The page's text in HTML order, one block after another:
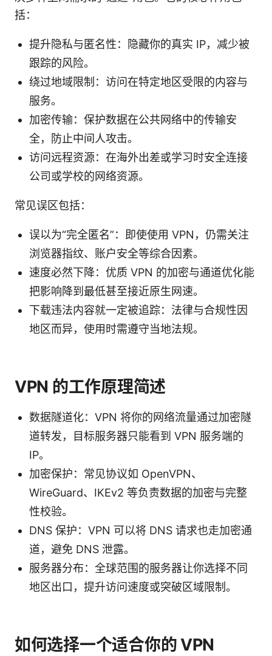
括：
提升隐私与匿名性：隐藏你的真实 IP，减少被
跟踪的风险。
绕过地域限制：访问在特定地区受限的内容与
服务。
加密传输：保护数据在公共网络中的传输安
全，防止中间人攻击。
访问远程资源：在海外出差或学习时安全连接
公司或学校的网络资源。
常见误区包括：
误以为“完全匿名”：即使使用 VPN，仍需关注
浏览器指纹、账户安全等综合因素。
速度必然下降：优质 VPN 的加密与通道优化能
把影响降到最低甚至接近原生网速。
下载违法内容就一定被追踪：法律与合规性因
地区而异，使用时需遵守当地法规。
VPN 的工作原理简述
数据隧道化：VPN 将你的网络流量通过加密隧
道转发，目标服务器只能看到 VPN 服务端的
IP。
加密保护：常见协议如 OpenVPN、
WireGuard、IKEv2 等负责数据的加密与完整
性校验。
DNS 保护：VPN 可以将 DNS 请求也走加密通
道，避免 DNS 泄露。
服务器分布：全球范围的服务器让你选择不同
地区出口，提升访问速度或突破区域限制。
如何选择一个适合你的 VPN